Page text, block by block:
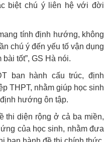
biệt chú ý liên hệ với đời
tính định hướng, không
chú ý đến yếu tố vận dụng
tốt”, GS Hà nói.
ban hành cấu trúc, định
THPT, nhằm giúp học sinh
hướng ôn tập.
thi diện rộng ở cả ba miền,
của học sinh, nhằm đưa